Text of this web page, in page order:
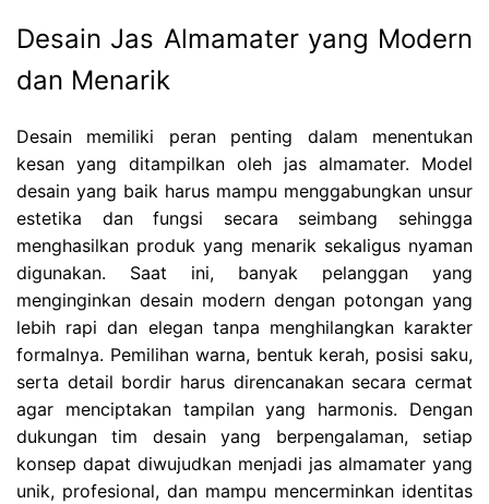
Desain Jas Almamater yang Modern
dan Menarik
Desain memiliki peran penting dalam menentukan
kesan yang ditampilkan oleh jas almamater. Model
desain yang baik harus mampu menggabungkan unsur
estetika dan fungsi secara seimbang sehingga
menghasilkan produk yang menarik sekaligus nyaman
digunakan. Saat ini, banyak pelanggan yang
menginginkan desain modern dengan potongan yang
lebih rapi dan elegan tanpa menghilangkan karakter
formalnya. Pemilihan warna, bentuk kerah, posisi saku,
serta detail bordir harus direncanakan secara cermat
agar menciptakan tampilan yang harmonis. Dengan
dukungan tim desain yang berpengalaman, setiap
konsep dapat diwujudkan menjadi jas almamater yang
unik, profesional, dan mampu mencerminkan identitas